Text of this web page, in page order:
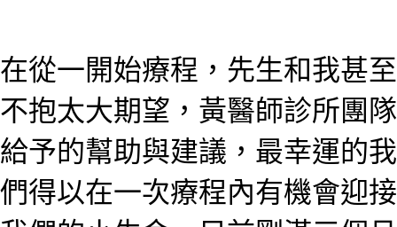
在從一開始療程，先生和我甚至
不抱太大期望，黃醫師診所團隊
給予的幫助與建議，最幸運的我
們得以在一次療程內有機會迎接